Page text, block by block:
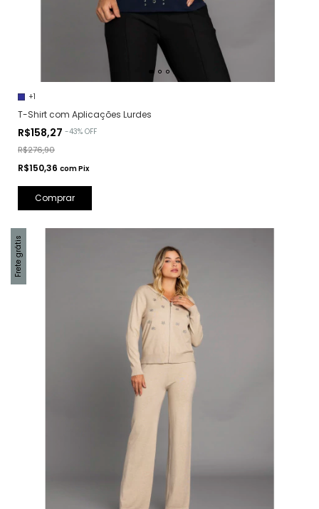
+1
T-Shirt com Aplicações Lurdes
R$158,27 -43% OFF
R$276,90
R$150,36 comPix
Comprar
Frete grátis